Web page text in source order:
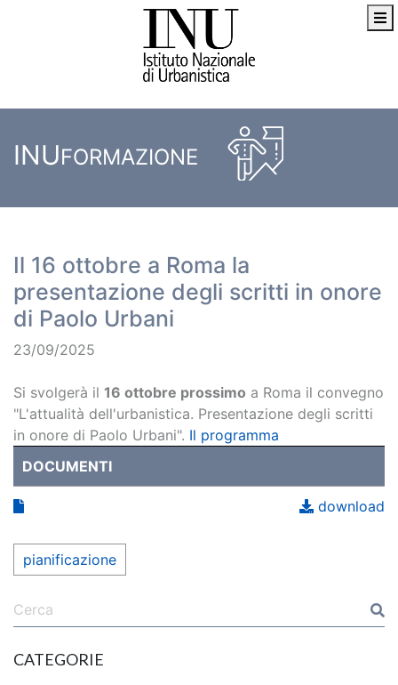
INUFORMAZIONE
Il 16 ottobre a Roma la
presentazione degli scritti in onore
di Paolo Urbani
23/09/2025
Si svolgerà il 16 ottobre prossimo a Roma il convegno
"L'attualità dell'urbanistica. Presentazione degli scritti
in onore di Paolo Urbani". Il programma
DOCUMENTI
download
pianificazione
CATEGORIE